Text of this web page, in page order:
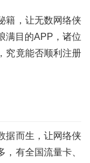
籍，让无数网络侠
满目的APP，诸位
究竟能否顺利注册
据而生，让网络侠
有全国流量卡、